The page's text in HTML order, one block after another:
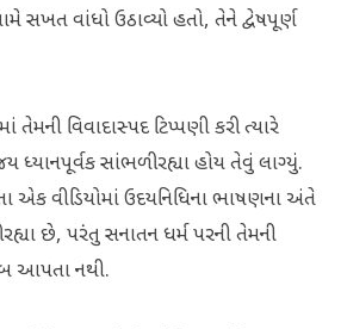
સખત વાંધો ઉઠાવ્યો હતો, તેને દ્વેષપૂર્ણ
તેમની વિવાદાસ્પદ ટિપ્પણી કરી ત્યારે
ધ્યાનપૂર્વક સાંભળી રહ્યા હોય તેવું લાગ્યું.
એક વીડિયોમાં ઉદયનિધિના ભાષણના અંતે
રહ્યા છે, પરંતુ સનાતન ધર્મ પરની તેમની
આપતા નથી.